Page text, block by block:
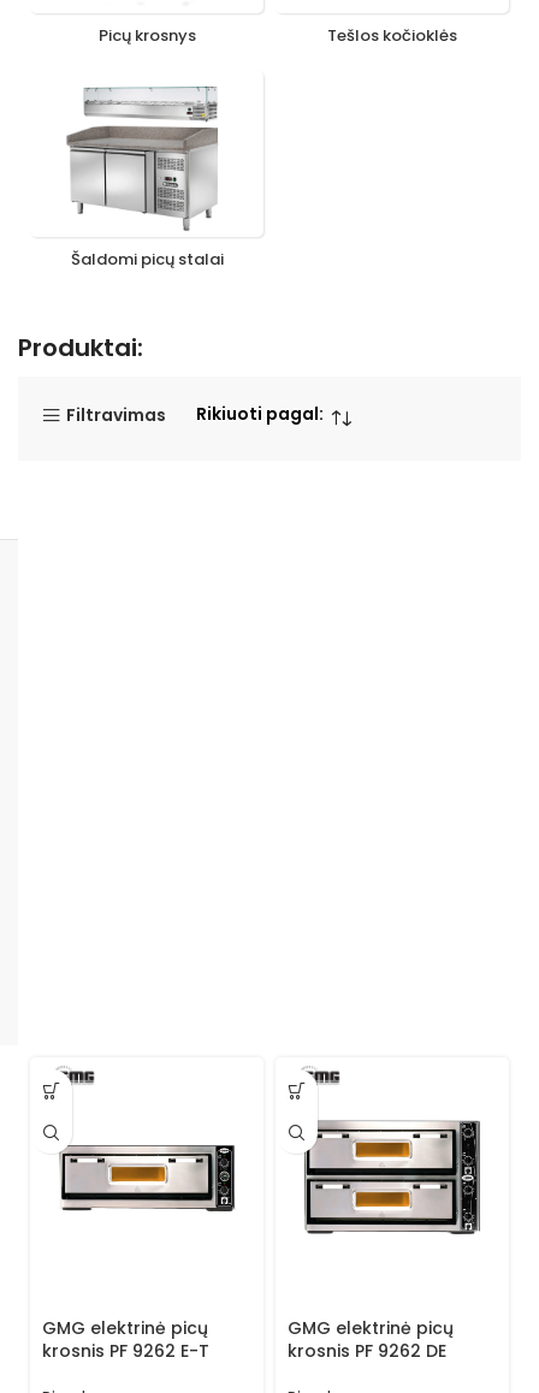
Picų krosnys Tešlos kočioklės
Šaldomi picų stalai
Produktai:
Filtravimas Rikiuoti pagal:
GMG elektrinė picų
krosnis PF 9262 E-T
GMG elektrinė picų
krosnis PF 9262 DE